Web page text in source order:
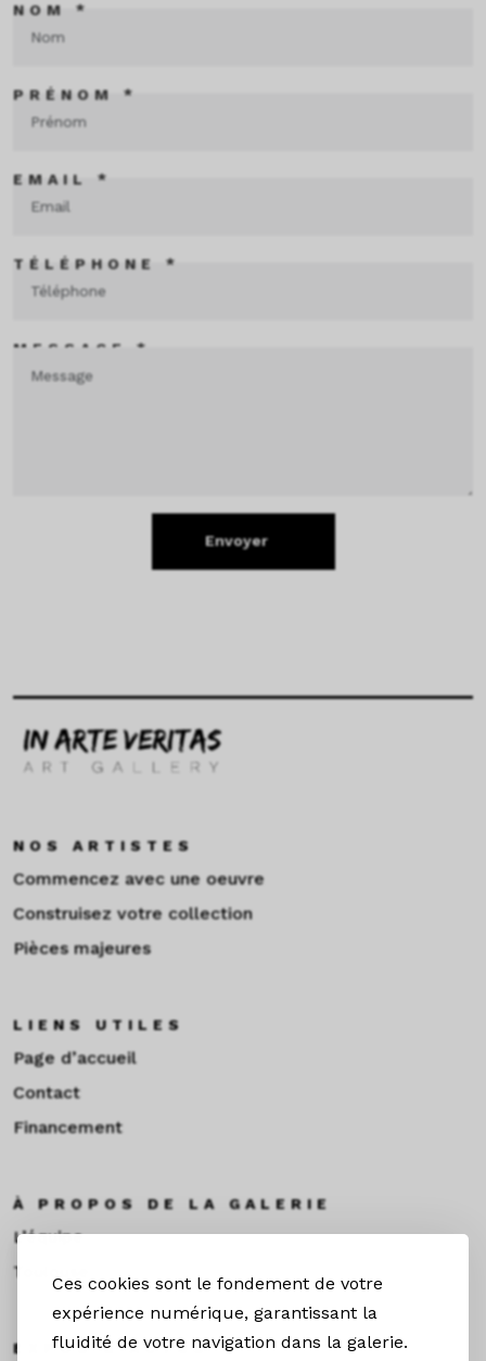
Ces cookies sont le fondement de votre
expérience numérique, garantissant la
fluidité de votre navigation dans la galerie.
NOM *
PRÉNOM *
EMAIL *
TÉLÉPHONE *
MESSAGE *
Envoyer
NOS ARTISTES
Commencez avec une oeuvre
Construisez votre collection
Pièces majeures
LIENS UTILES
Page d’accueil
Contact
Financement
À PROPOS DE LA GALERIE
L’équipe
Toulouse
EXPOS & ACTUS